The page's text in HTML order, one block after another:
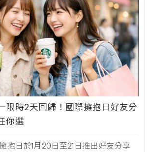
限時2天回歸！國際擁抱日好友分
你選
抱日於1月20日至21日推出好友分享